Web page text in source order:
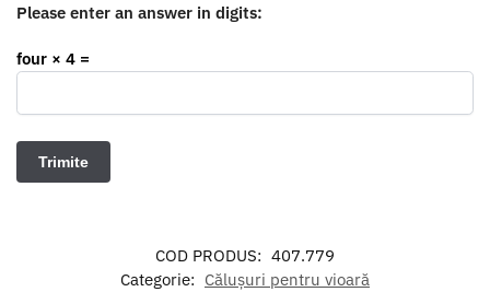
Please enter an answer in digits:
four × 4 =
COD PRODUS: 407.779
Categorie: Călușuri pentru vioară